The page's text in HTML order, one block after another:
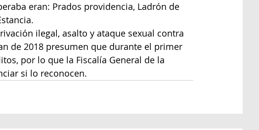
eran: Prados providencia, Ladrón de
ilegal, asalto y ataque sexual contra
de 2018 presumen que durante el primer
por lo que la Fiscalía General de la
si lo reconocen.